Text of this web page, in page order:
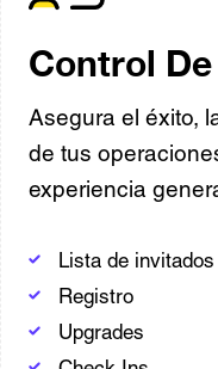
Control
Asegura el éxito,
de tus
experiencia
Lista de invitados
Registro
Upgrades